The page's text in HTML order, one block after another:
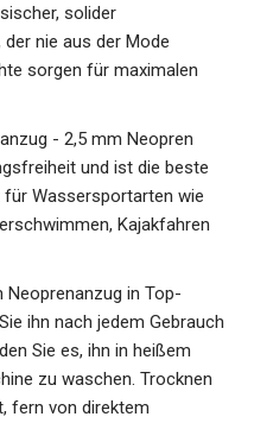
solider
nie aus der Mode
sorgen für maximalen
- 2,5 mm Neopren
und ist die beste
Wassersportarten wie
Kajakfahren
Neoprenanzug in Top-
ihn nach jedem Gebrauch
Sie es, ihn in heißem
zu waschen. Trocknen
fern von direktem